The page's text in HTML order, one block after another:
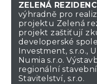
ZELENÁ
výhradně pro
projektu Zelená
projekt zaštiťují
developerské
Investment, s.r.o.,
Numia s.r.o.
regionální
Stavitelství, s.r.o.